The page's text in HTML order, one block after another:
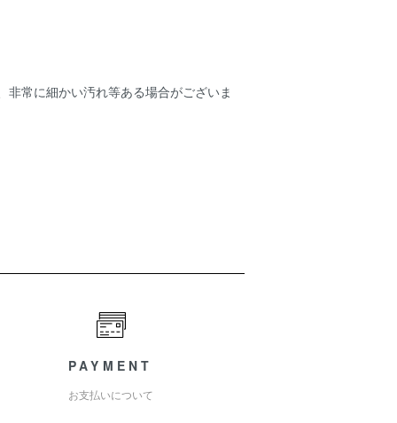
非常に細かい汚れ等ある場合がございま
PAYMENT
お支払いについて